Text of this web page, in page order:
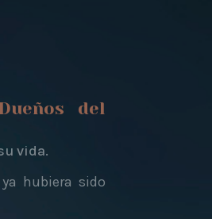
del
vida.
hubiera sido